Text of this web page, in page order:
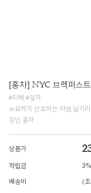
[홍차] NYC 브렉퍼스트
#티백 #잎차
뉴요커가 선호하는 아쌈,닐기
징인 홍차
상품가
적립금 3%
배송비 (